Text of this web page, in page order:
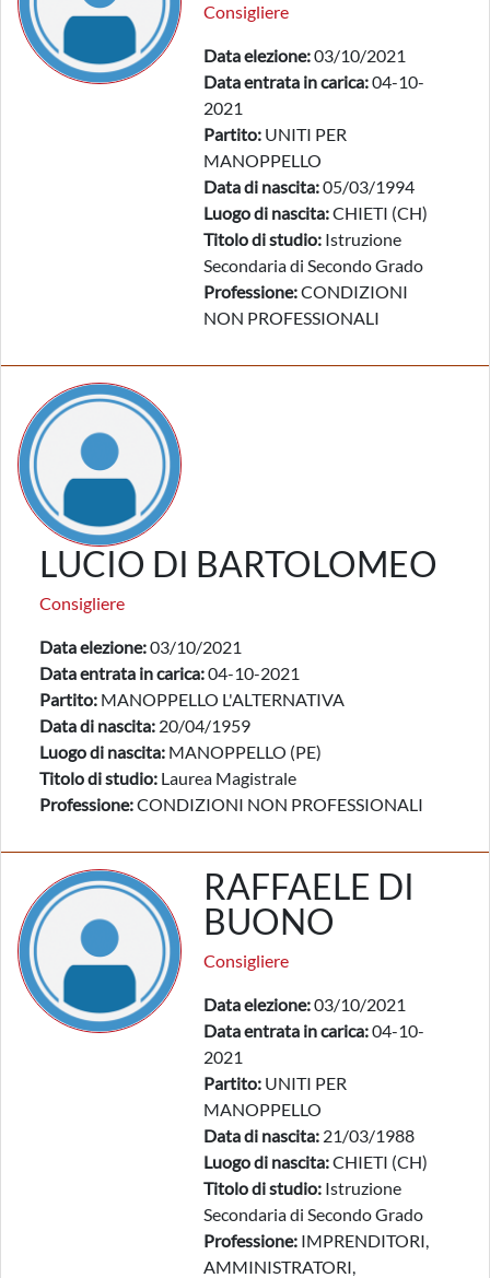
Consigliere
Data elezione:03/10/2021
Data entrata in carica:04-10-
2021
Partito: UNITI PER
MANOPPELLO
Data di nascita:05/03/1994
Luogo di nascita:CHIETI (CH)
Titolo di studio: Istruzione
Secondaria di Secondo Grado
Professione:CONDIZIONI
NON PROFESSIONALI
LUCIO DI BARTOLOMEO
Consigliere
Data elezione:03/10/2021
Data entrata in carica:04-10-2021
Partito: MANOPPELLO L'ALTERNATIVA
Data di nascita: 20/04/1959
Luogo di nascita: MANOPPELLO (PE)
Titolo di studio: Laurea Magistrale
Professione:CONDIZIONI NON PROFESSIONALI
RAFFAELE DI
BUONO
Consigliere
Data elezione:03/10/2021
Data entrata in carica:04-10-
2021
Partito: UNITI PER
MANOPPELLO
Data di nascita: 21/03/1988
Luogo di nascita:CHIETI (CH)
Titolo di studio: Istruzione
Secondaria di Secondo Grado
Professione: IMPRENDITORI,
AMMINISTRATORI,